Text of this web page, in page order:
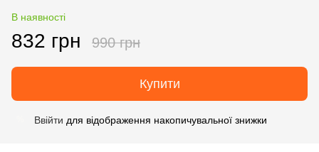
В наявності
832 грн 990 грн
Купити
Ввійти для відображення накопичувальної знижки